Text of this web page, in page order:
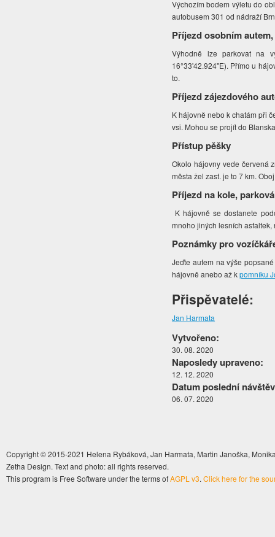
Výchozím bodem výletu do
autobusem 301 od nádraží
Příjezd osobním
Výhodně lze parkovat na
16°33'42.924"E). Přímo u
to.
Příjezd zájezdového
K hájovně nebo k chatám při
vsi. Mohou se projít do
Přístup pěšky
Okolo hájovny vede červená
města žel zast. je to 7 km.
Příjezd na kole,
K hájovně se dostanete
mnoho jiných lesních
Poznámky pro
Jeďte autem na výše
hájovně anebo až kpomníku
Přispěvatelé:
Jan Harmata
Vytvořeno:
30. 08. 2020
Naposledy upraveno:
12. 12. 2020
Datum poslední
06. 07. 2020
Copyright © 2015-2021 Helena Rybáková, Jan Harmata, Martin Janoška,
Zetha Design. Text and photo: all rights reserved.
This program is Free Software under the terms ofAGPL v3. Click here for the